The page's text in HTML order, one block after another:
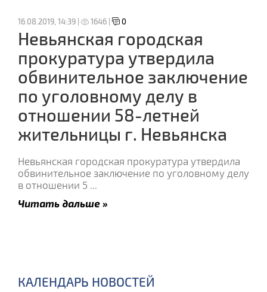
16.08.2019, 14:39 | 1646 | 0
Невьянская городская
прокуратура утвердила
обвинительное заключение
по уголовному делу в
отношении 58-летней
жительницы г. Невьянска
Невьянская городская прокуратура утвердила
обвинительное заключение по уголовному делу
в отношении 5 ...
Читать дальше »
КАЛЕНДАРЬ НОВОСТЕЙ